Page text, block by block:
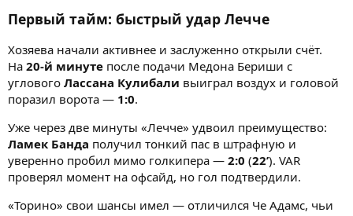
Первый тайм: быстрый удар Лечче
Хозяева начали активнее и заслуженно открыли счёт.
На 20-й минуте после подачи Медона Бериши с
углового Лассана Кулибали выиграл воздух и головой
поразил ворота — 1:0.
Уже через две минуты «Лечче» удвоил преимущество:
Ламек Банда получил тонкий пас в штрафную и
уверенно пробил мимо голкипера — 2:0 (22’). VAR
проверял момент на офсайд, но гол подтвердили.
«Торино» свои шансы имел — отличился Че Адамс, чьи